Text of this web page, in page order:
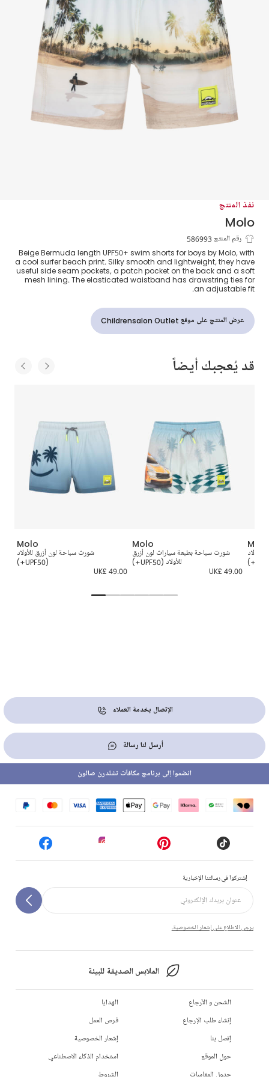
نفذ المنتج
Molo
شورت سباحة لون بيج للاولاد (UPF50+)
رقم المنتج 586993
Beige Bermuda length UPF50+ swim shorts for boys by Molo, with
a cool surfer beach print. Silky smooth and lightweight, they have
useful side seam pockets, a patch pocket on the back and a soft
mesh lining. The elasticated waistband has drawstring ties for
an adjustable fit.
عرض المنتج على موقع Childrensalon Outlet
قد يُعجبك أيضاً
Molo
شورت سباحة لون أزرق للأولاد
(UPF50+)
UK£ 49.00
Molo
شورت سباحة بطبعة سيارات لون أزرق
للأولاد (UPF50+)
UK£ 49.00
Molo
الإتصال بخدمة العملاء
أرسل لنا رسالة
إشتركوا في رسالتنا الإخبارية
يرجى الاطلاع على إشعار الخصوصية.
الملابس الصديقة للبيئة
انضموا إلى برنامج مكافآت تشلدرن صالون
الشحن و الأرجاع
إنشاء طلب الإرجاع
إتصل بنا
حول الموقع
جدول المقاسات
الهدايا
فرص العمل
إشعار الخصوصية
استخدام الذكاء الاصطناعي
الشروط